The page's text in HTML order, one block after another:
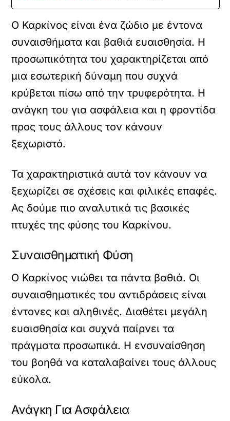
Ο Καρκίνος είναι ένα ζώδιο με έντονα
συναισθήματα και βαθιά ευαισθησία. Η
προσωπικότητα του χαρακτηρίζεται από
μια εσωτερική δύναμη που συχνά
κρύβεται πίσω από την τρυφερότητα. Η
ανάγκη του για ασφάλεια και η φροντίδα
προς τους άλλους τον κάνουν
ξεχωριστό.
Τα χαρακτηριστικά αυτά τον κάνουν να
ξεχωρίζει σε σχέσεις και φιλικές επαφές.
Ας δούμε πιο αναλυτικά τις βασικές
πτυχές της φύσης του Καρκίνου.
Συναισθηματική Φύση
Ο Καρκίνος νιώθει τα πάντα βαθιά. Οι
συναισθηματικές του αντιδράσεις είναι
έντονες και αληθινές. Διαθέτει μεγάλη
ευαισθησία και συχνά παίρνει τα
πράγματα προσωπικά. Η ενσυναίσθηση
του βοηθά να καταλαβαίνει τους άλλους
εύκολα.
Ανάγκη Για Ασφάλεια